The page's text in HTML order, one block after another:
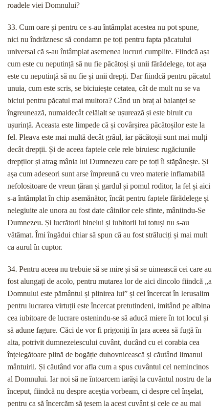
roadele viei Domnului?
33. Cum oare și pentru ce s-au întâmplat acestea nu pot spune,
nici nu îndrăznesc să condamn pe toți pentru fapta păcatului
universal că s-au întâmplat asemenea lucruri cumplite. Fiindcă așa
cum este cu neputință să nu fie păcătoși și unii fărădelege, tot așa
este cu neputință să nu fie și unii drepți. Dar fiindcă pentru păcatul
unuia, cum este scris, se biciuiește cetatea, cât de mult nu se va
biciui pentru păcatul mai multora? Când un braț al balanței se
îngreunează, numaidecât celălalt se ușurează și este biruit cu
ușurință. Aceasta este limpede că și covârșirea păcătoșilor este la
fel. Pleava este mai multă decât grâul, iar păcătoșii sunt mai mulți
decât drepții. Și de aceea faptele cele rele biruiesc rugăciunile
drepților și atrag mânia lui Dumnezeu care pe toți îi stăpânește. Și
așa cum adeseori sunt arse împreună cu vreo materie inflamabilă
nefolositoare de vreun țăran și gardul și pomul roditor, la fel și aici
s-a întâmplat în chip asemănător, încât pentru faptele fărădelege și
nelegiuite ale unora au fost date câinilor cele sfinte, mâniindu-Se
Dumnezeu. Și lucrătorii binelui și iubitorii lui totuși nu s-au
vătămat. Îmi îngădui chiar să spun că au fost străluciți și mai mult
ca aurul în cuptor.
34. Pentru aceea nu trebuie să se mire și să se uimească cei care au
fost alungați de acolo, pentru mutarea lor de aici dincolo fiindcă „a
Domnului este pământul și plinirea lui” și cel încercat în Ierusalim
pentru lucrarea virtuții este încercat pretutindeni, imitând pe albina
cea iubitoare de lucrare ostenindu-se să aducă miere în tot locul și
să adune fagure. Căci de vor fi prigoniți în țara aceea să fugă în
alta, potrivit dumnezeiescului cuvânt, ducând cu ei corabia cea
înțelegătoare plină de bogăție duhovnicească și căutând limanul
mântuirii. Și căutând vor afla cum a spus cuvântul cel nemincinos
al Domnului. Iar noi să ne întoarcem iarăși la cuvântul nostru de la
început, fiindcă nu despre aceștia vorbeam, ci despre cel înșelat,
pentru ca să încercăm să țesem la acest cuvânt și cele ce au mai